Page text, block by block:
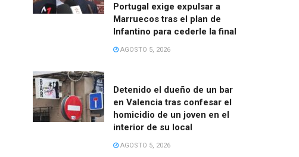
Portugal exige expulsar a
Marruecos tras el plan de
Infantino para cederle la final
AGOSTO 5, 2026
Detenido el dueño de un bar
en Valencia tras confesar el
homicidio de un joven en el
interior de su local
AGOSTO 5, 2026